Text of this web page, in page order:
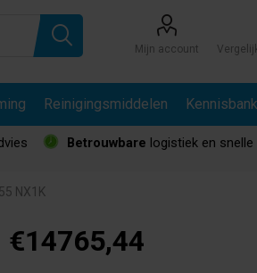
Mijn account
Reinigingsmiddelen Kennisbank
Betrouwbare logistiek en snelle
NX1K
€14765,44